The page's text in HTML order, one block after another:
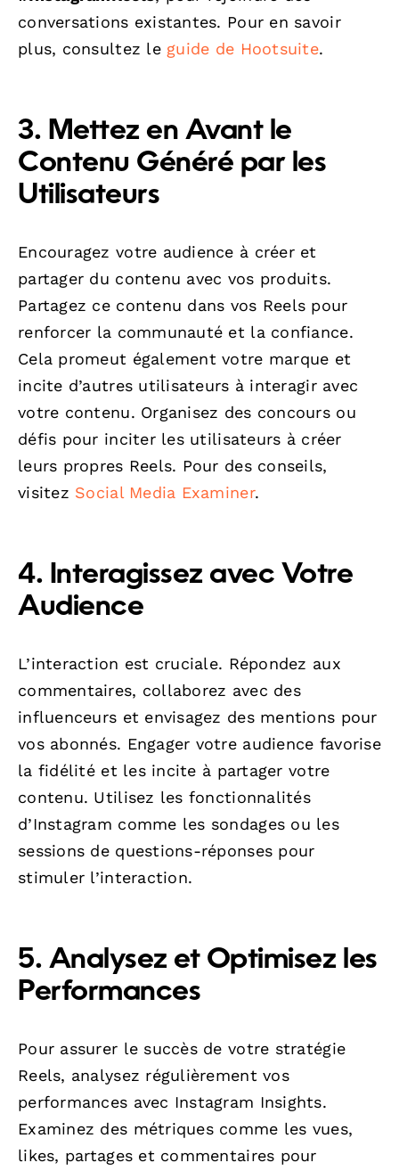
conversations existantes. Pour en savoir
plus, consultez le guide de Hootsuite.
3. Mettez en Avant le
Contenu Généré par les
Utilisateurs
Encouragez votre audience à créer et
partager du contenu avec vos produits.
Partagez ce contenu dans vos Reels pour
renforcer la communauté et la confiance.
Cela promeut également votre marque et
incite d’autres utilisateurs à interagir avec
votre contenu. Organisez des concours ou
défis pour inciter les utilisateurs à créer
leurs propres Reels. Pour des conseils,
visitez Social Media Examiner.
4. Interagissez avec Votre
Audience
L’interaction est cruciale. Répondez aux
commentaires, collaborez avec des
influenceurs et envisagez des mentions pour
vos abonnés. Engager votre audience favorise
la fidélité et les incite à partager votre
contenu. Utilisez les fonctionnalités
d’Instagram comme les sondages ou les
sessions de questions-réponses pour
stimuler l’interaction.
5. Analysez et Optimisez les
Performances
Pour assurer le succès de votre stratégie
Reels, analysez régulièrement vos
performances avec Instagram Insights.
Examinez des métriques comme les vues,
likes, partages et commentaires pour